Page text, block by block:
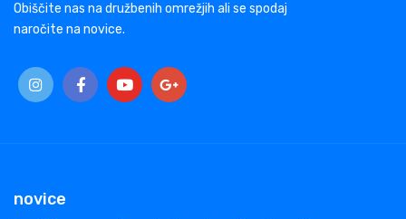
Obiščite nas na družbenih omrežjih ali se spodaj
naročite na novice.
novice